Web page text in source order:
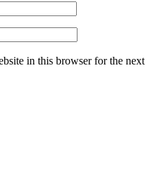
in this browser for the next